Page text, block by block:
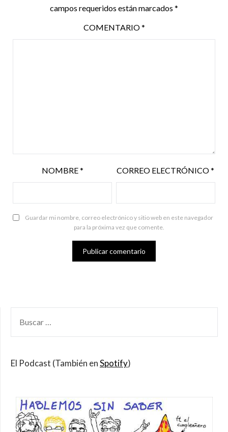
campos requeridos están marcados *
COMENTARIO*
NOMBRE* CORREO ELECTRÓNICO*
Guardar mi nombre, correo electrónico y sitio web en este navegador
para la próxima vez que comente.
POR:
El Podcast (También enSpotify)